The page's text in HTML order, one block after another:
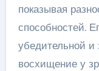
показывая
способностей.
убедительной
восхищение у